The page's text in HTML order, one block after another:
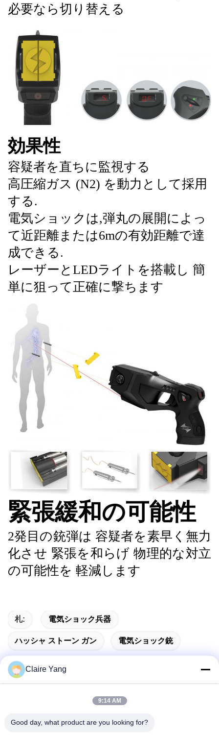
必要なら切り替える
効果性
容疑者を直ちに監視する
高圧縮ガス (N2) を動力として採用
する.
電気ショックは,弾丸の展開によっ
て近距離または6mの有効距離で達
成できる.
レーザーとLEDライトを搭載し 簡
単に狙って正確に撃ちます
緊張緩和の可能性
2発目の銃弾は 容疑者を素早く無力
化させ 緊張を和らげ 物理的な対立
の可能性を 軽減します
札: 電気ショック兵器
ハッシャ ストーン ガン 電気ショック銃
住所
Claire Yang
9:14 AM
Good day, what product are you looking for?